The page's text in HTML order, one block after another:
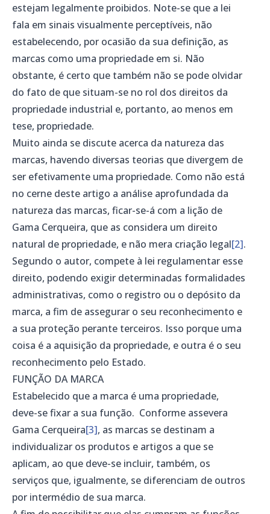
estejam legalmente proibidos. Note-se que a lei
fala em sinais visualmente perceptíveis, não
estabelecendo, por ocasião da sua definição, as
marcas como uma propriedade em si. Não
obstante, é certo que também não se pode olvidar
do fato de que situam-se no rol dos direitos da
propriedade industrial e, portanto, ao menos em
tese, propriedade.
Muito ainda se discute acerca da natureza das
marcas, havendo diversas teorias que divergem de
ser efetivamente uma propriedade. Como não está
no cerne deste artigo a análise aprofundada da
natureza das marcas, ficar-se-á com a lição de
Gama Cerqueira, que as considera um direito
natural de propriedade, e não mera criação legal[2].
Segundo o autor, compete à lei regulamentar esse
direito, podendo exigir determinadas formalidades
administrativas, como o registro ou o depósito da
marca, a fim de assegurar o seu reconhecimento e
a sua proteção perante terceiros. Isso porque uma
coisa é a aquisição da propriedade, e outra é o seu
reconhecimento pelo Estado.
FUNÇÃO DA MARCA
Estabelecido que a marca é uma propriedade,
deve-se fixar a sua função. Conforme assevera
Gama Cerqueira[3], as marcas se destinam a
individualizar os produtos e artigos a que se
aplicam, ao que deve-se incluir, também, os
serviços que, igualmente, se diferenciam de outros
por intermédio de sua marca.